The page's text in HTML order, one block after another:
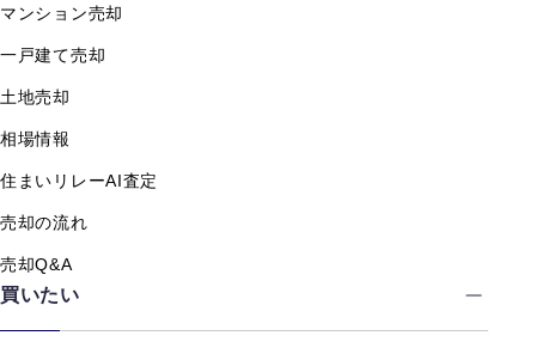
マンション売却
一戸建て売却
土地売却
相場情報
住まいリレーAI査定
売却の流れ
売却Q&A
買いたい